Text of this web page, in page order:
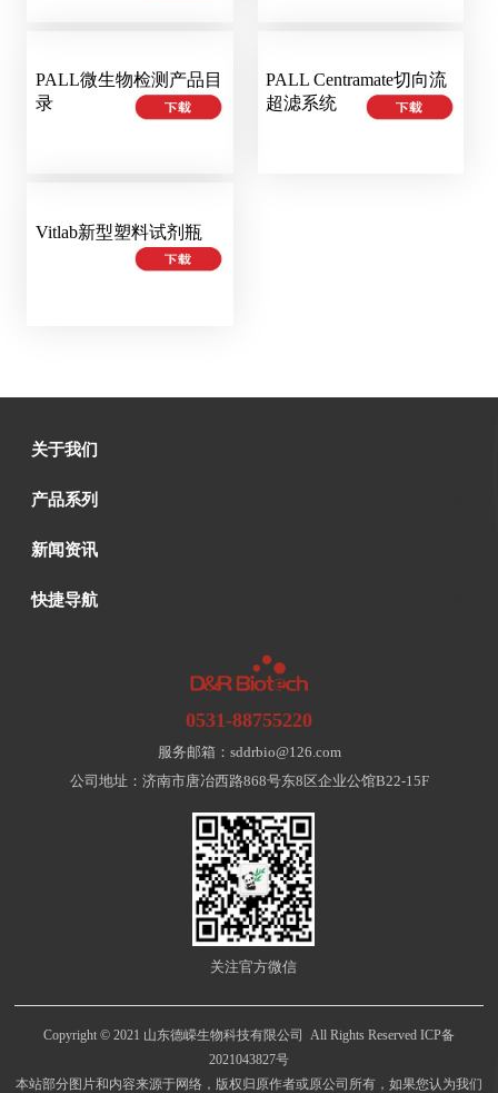
PALL微生物检测产品目
录
PALL Centramate切向流
超滤系统
Vitlab新型塑料试剂瓶
关于我们
产品系列
新闻资讯
快捷导航
0531-88755220
服务邮箱：sddrbio@126.com
公司地址：济南市唐冶西路868号东8区企业公馆B22-15F
关注官方微信
Copyright © 2021 山东德嵘生物科技有限公司 All Rights Reserved ICP备
2021043827号
本站部分图片和内容来源于网络，版权归原作者或原公司所有，如果您认为我们